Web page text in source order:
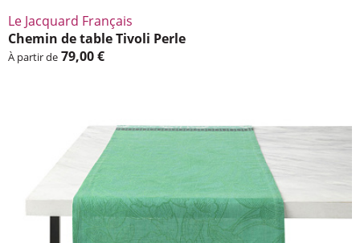
Le Jacquard Français
Chemin de table Tivoli Perle
À partir de 79,00 €